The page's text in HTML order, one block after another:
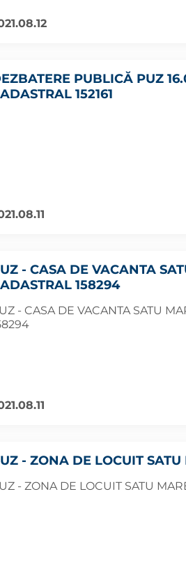
PUBLICĂ PUZ
152161
- CASA DE VACANTA
158294
- CASA DE VACANTA SATU
- ZONA DE LOCUIT SATU
- ZONA DE LOCUIT SATU